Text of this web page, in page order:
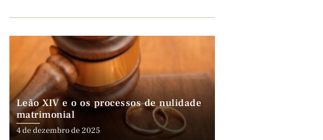
Leão XIV e o os processos de nulidade
matrimonial
4 de dezembro de 2025